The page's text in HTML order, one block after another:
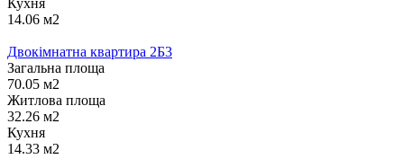
14.06 м2
Двокімнатна квартира 2Б3
Загальна площа
70.05 м2
Житлова площа
32.26 м2
Кухня
14.33 м2